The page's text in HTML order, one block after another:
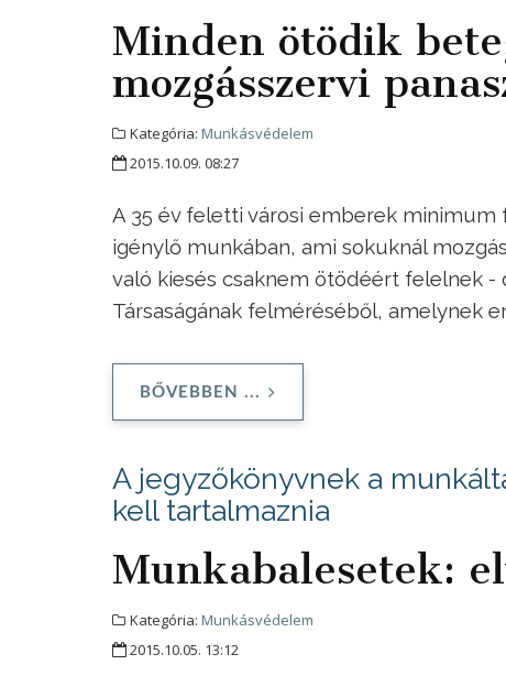
Minden ötödik
mozgásszervi
Kategória: Munkásvédelem
2015.10.09. 08:27
A 35 év feletti városi emberek
igénylő munkában, ami sokuknál
való kiesés csaknem ötödéért felelnek
Társaságának felméréséből, amelynek
BŐVEBBEN ...
A jegyzőkönyvnek a
kell tartalmaznia
Munkabalesetek:
Kategória: Munkásvédelem
2015.10.05. 13:12